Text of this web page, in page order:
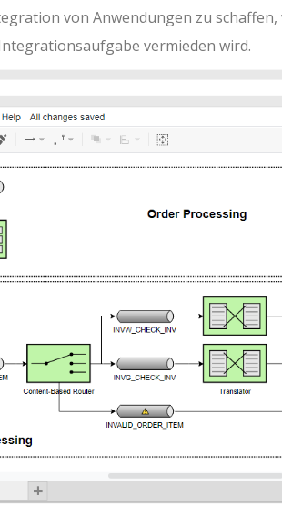
von Anwendungen zu
vermieden wird.